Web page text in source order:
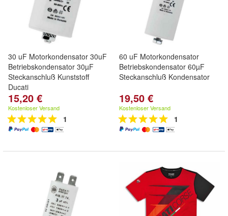
30 uF Motorkondensator 30uF
Betriebskondensator 30µF
Steckanschluß Kunststoff
Ducati
15,20 €
Kostenloser Versand
1
60 uF Motorkondensator
Betriebskondensator 60µF
Steckanschluß Kondensator
19,50 €
Kostenloser Versand
1